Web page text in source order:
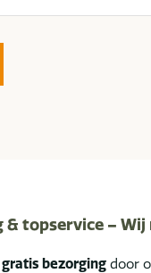
& topservice –
gratis bezorging door